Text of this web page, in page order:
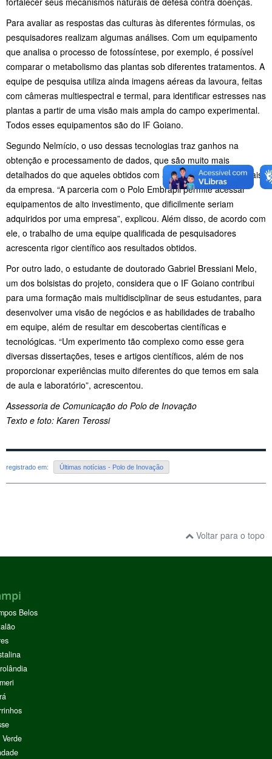
Para avaliar as respostas das culturas às diferentes fórmulas, os
pesquisadores realizam algumas análises. Com um equipamento
que analisa o processo de fotossíntese, por exemplo, é possível
comparar o metabolismo das plantas sob diferentes tratamentos. A
equipe de pesquisa utiliza ainda imagens aéreas da lavoura, feitas
com câmeras multiespectral e termal, para identificar estresses nas
plantas a partir de uma visão mais ampla do campo experimental.
Todos esses equipamentos são do IF Goiano.
Segundo Nelmício, o uso dessas tecnologias traz ganhos na
obtenção e processamento de dados, que são muito mais
detalhados do que aqueles obtidos com as análises convencionais
da empresa. “A parceria com o Polo Embrapii permite acessar
equipamentos de alto investimento, que dificilmente seriam
adquiridos por uma empresa”, explicou. Além disso, de acordo com
ele, o trabalho de uma equipe qualificada de pesquisadores
acrescenta rigor científico aos resultados obtidos.
Por outro lado, o estudante de doutorado Gabriel Bressiani Melo,
um dos bolsistas do projeto, considera que o IF Goiano contribui
para uma formação mais multidisciplinar de seus estudantes, para
desenvolver uma visão de negócios e as habilidades de trabalho
em equipe, além de resultar em descobertas científicas e
tecnológicas. “Um experimento tão complexo como esse gera
diversas dissertações, teses e artigos científicos, além de nos
proporcionar experiências muito diferentes do que temos em sala
de aula e laboratório”, acrescentou.
Assessoria de Comunicação do Polo de Inovação
Texto e foto: Karen Terossi
registrado em: Últimas notícias - Polo de Inovação
Voltar para o topo
Belos